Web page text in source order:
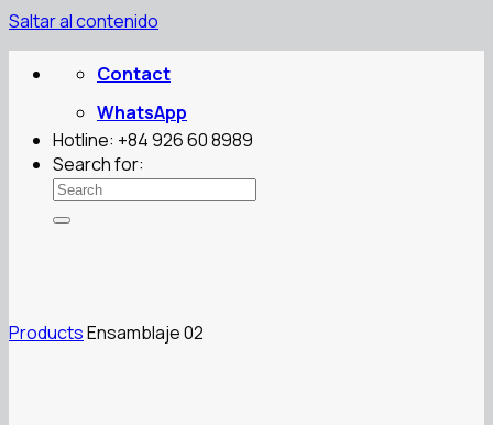
Saltar al contenido
Contact
WhatsApp
Hotline: +84 926 60 8989
Search for:
ProductsEnsamblaje 02